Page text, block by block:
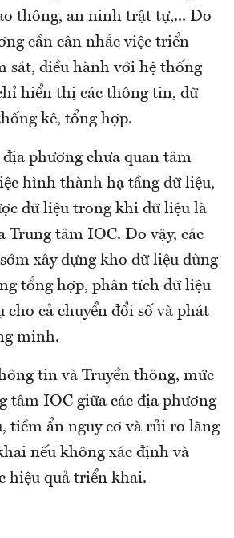
thông, an ninh trật tự,... Do
cần cân nhắc việc triển
sát, điều hành với hệ thống
hiển thị các thông tin, dữ
kê, tổng hợp.
phương chưa quan tâm
hình thành hạ tầng dữ liệu,
dữ liệu trong khi dữ liệu là
Trung tâm IOC. Do vậy, các
xây dựng kho dữ liệu dùng
tổng hợp, phân tích dữ liệu
cho cả chuyển đổi số và phát
minh.
tin và Truyền thông, mức
tâm IOC giữa các địa phương
tiềm ẩn nguy cơ và rủi ro lãng
nếu không xác định và
hiệu quả triển khai.